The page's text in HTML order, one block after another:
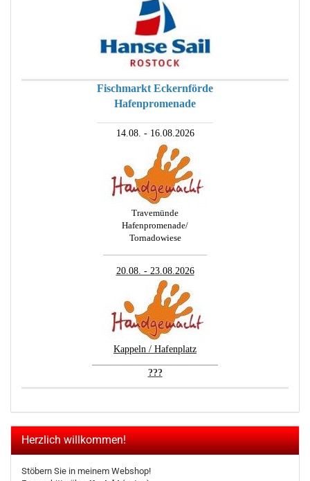
Fischmarkt Eckernförde
Hafenpromenade
14.08. - 16.08.2026
Travemünde
Hafenpromenade/
Tornadowiese
20.08. - 23.08.2026
Kappeln / Hafenplatz
???
Herzlich willkommen!
Stöbern Sie in meinem Webshop!